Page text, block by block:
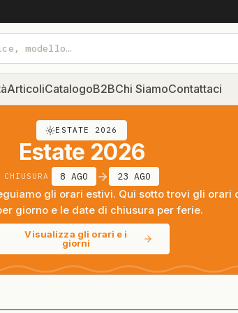
ArticoliCatalogoB2BChi SiamoContattaci
ESTATE 2026
Estate 2026
CHIUSURA 8 AGO 23 AGO
gli orari estivi. Qui sotto trovi gli orari
giorno e le date di chiusura per ferie.
Visualizza gli orari e i
giorni